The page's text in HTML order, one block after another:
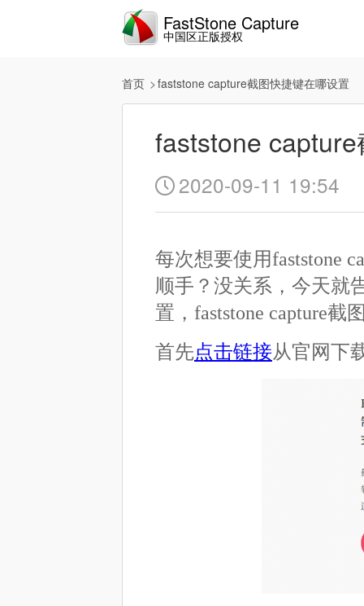
FastStone Capture
中国区正版授权
首页 faststone capture截图快捷键在哪设置
faststone
 2020-09-11 19:54
每次想要使用faststone
顺手？没关系，今天就
置，faststone capture
首先点击链接从官网下